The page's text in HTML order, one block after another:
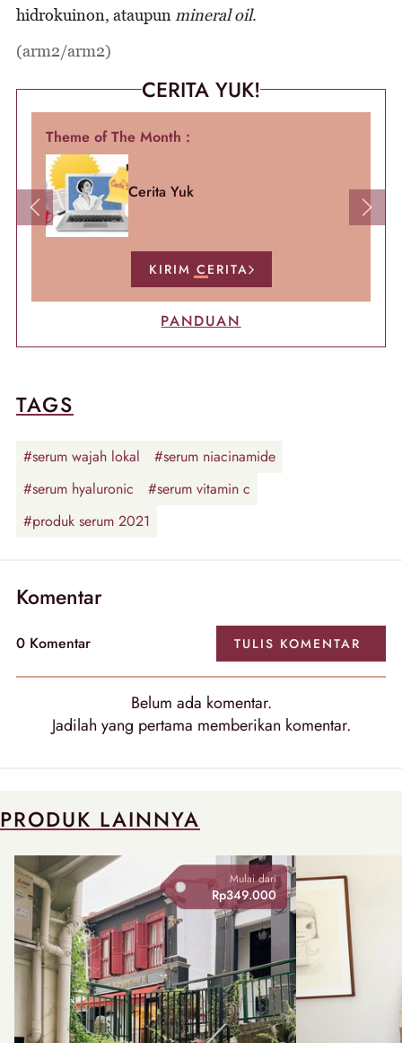
hidrokuinon, ataupun mineral oil.
(arm2/arm2)
CERITA YUK!
Theme of The Month :
Cerita Yuk
KIRIM CERITA
Previous Next
PANDUAN
TAGS
#serum wajah lokal
#serum niacinamide
#serum hyaluronic
#serum vitamin c
#produk serum 2021
Komentar
0 Komentar TULIS KOMENTAR
Belum ada komentar.
Jadilah yang pertama memberikan komentar.
PRODUK LAINNYA
Mulai dari
Rp349.000